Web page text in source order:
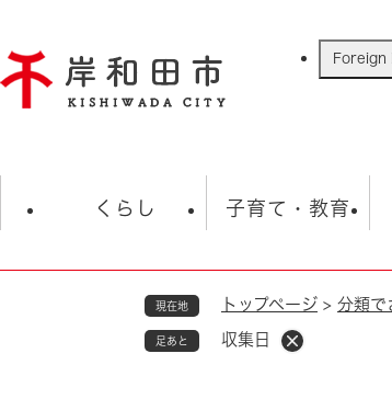
ジ
の
Foreign
くらし
住民
子育て・教育
学校 観
現在地 トップページ > 分類で
足あと 収集日